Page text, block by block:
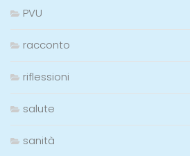
PVU
racconto
riflessioni
salute
sanità